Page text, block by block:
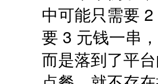
中可能只需要
要 3 元钱一串
而是落到了平